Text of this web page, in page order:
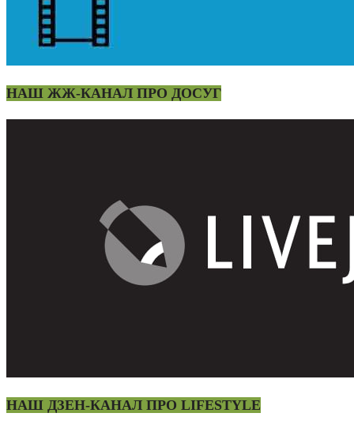
НАШ ЖЖ-КАНАЛ ПРО ДОСУГ
НАШ ДЗЕН-КАНАЛ ПРО LIFESTYLE